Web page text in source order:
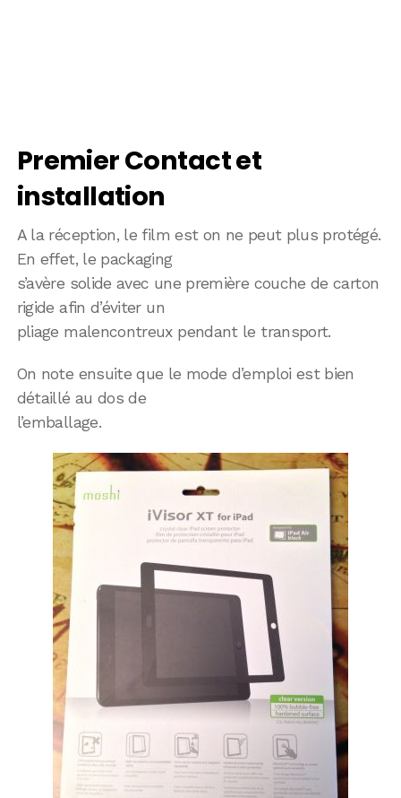
Premier Contact et
installation
A la réception, le film est on ne peut plus protégé.
En effet, le packaging
s’avère solide avec une première couche de carton
rigide afin d’éviter un
pliage malencontreux pendant le transport.
On note ensuite que le mode d’emploi est bien
détaillé au dos de
l’emballage.